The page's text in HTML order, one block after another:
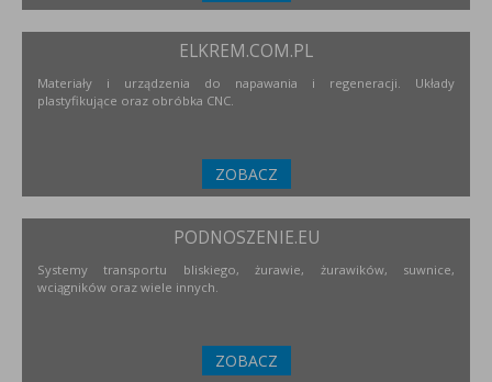
ELKREM.COM.PL
Materiały i urządzenia do napawania i regeneracji. Układy
plastyfikujące oraz obróbka CNC.
ZOBACZ
PODNOSZENIE.EU
Systemy transportu bliskiego, żurawie, żurawików, suwnice,
wciągników oraz wiele innych.
ZOBACZ